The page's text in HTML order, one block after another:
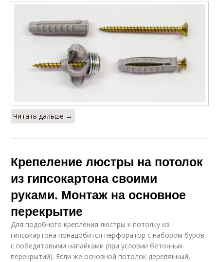
Читать дальше →
Крепеление люстры на потолок
из гипсокартона своими
руками. Монтаж на основное
перекрытие
Для подобного крепления люстры к потолку из
гипсокартона понадобится перфоратор с набором буров
с победитовыми напайками (при условии бетонных
перекрытий). Если же основной потолок деревянный,